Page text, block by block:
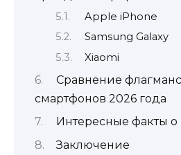
Apple iPhone
Samsung Galaxy
Xiaomi
Сравнение
смартфонов 2026 года
Интересные факты о
Заключение